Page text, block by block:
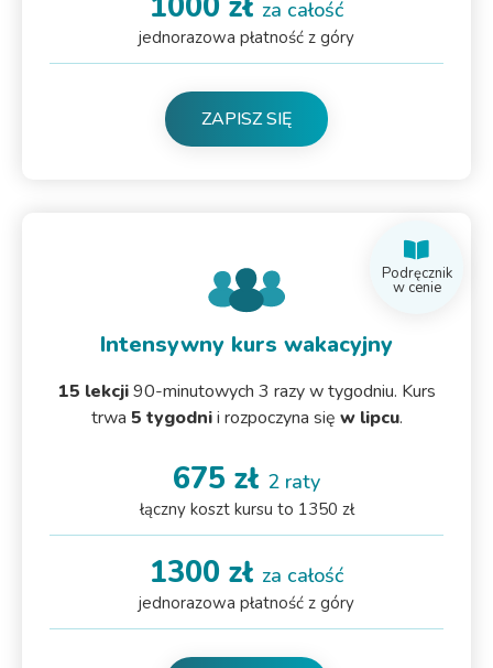
za całość
jednorazowa płatność z góry
ZAPISZ SIĘ
Podręcznik
w cenie
Intensywny kurs wakacyjny
15 lekcji90-minutowych 3 razy w tygodniu. Kurs
trwa 5 tygodnii rozpoczyna się w lipcu.
675 zł 2 raty
łączny koszt kursu to 1350 zł
1300 zł za całość
jednorazowa płatność z góry